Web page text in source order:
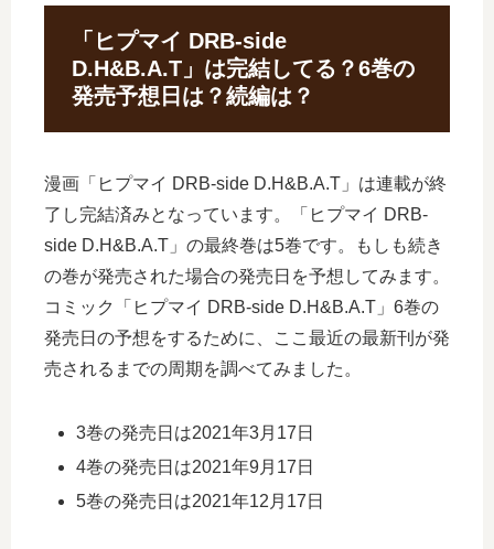
「ヒプマイ DRB-side
D.H&B.A.T」は完結してる？6巻の
発売予想日は？続編は？
漫画「ヒプマイ DRB-side D.H&B.A.T」は連載が終
了し完結済みとなっています。「ヒプマイ DRB-
side D.H&B.A.T」の最終巻は5巻です。もしも続き
の巻が発売された場合の発売日を予想してみます。
コミック「ヒプマイ DRB-side D.H&B.A.T」6巻の
発売日の予想をするために、ここ最近の最新刊が発
売されるまでの周期を調べてみました。
3巻の発売日は2021年3月17日
4巻の発売日は2021年9月17日
5巻の発売日は2021年12月17日